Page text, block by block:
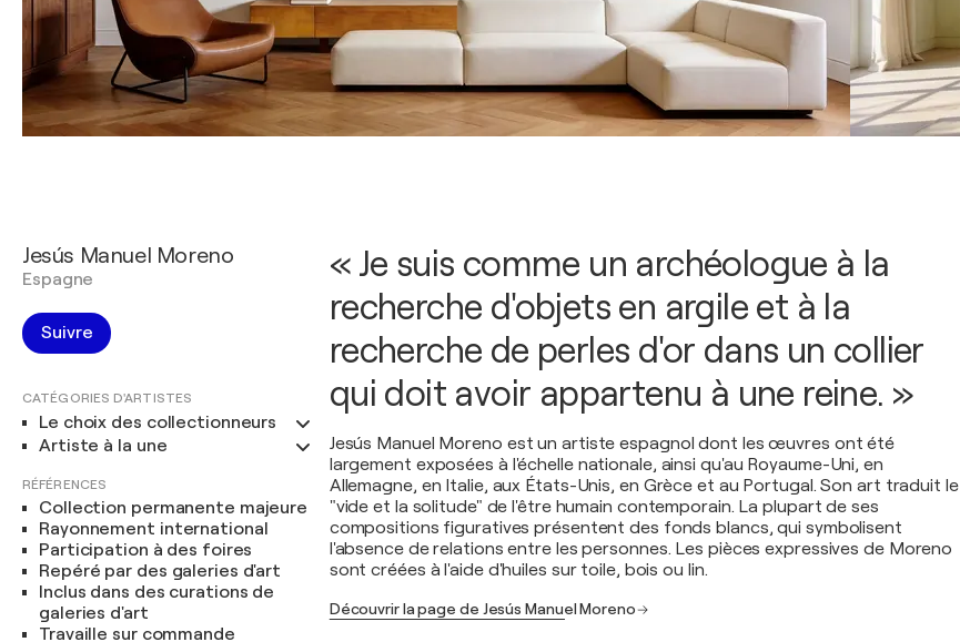
Jesús Manuel Moreno
Espagne
Suivre
CATÉGORIES D'ARTISTES
Le choix des collectionneurs
Artiste à la une
RÉFÉRENCES
Collection permanente majeure
Rayonnement international
Participation à des foires
Repéré par des galeries d'art
Inclus dans des curations de
galeries d'art
Travaille sur commande
« Je suis comme un archéologue à la
recherche d'objets en argile et à la
recherche de perles d'or dans un collier
qui doit avoir appartenu à une reine. »
Jesús Manuel Moreno est un artiste espagnol dont les œuvres ont été
largement exposées à l'échelle nationale, ainsi qu'au Royaume-Uni, en
Allemagne, en Italie, aux États-Unis, en Grèce et au Portugal. Son art traduit le
"vide et la solitude" de l'être humain contemporain. La plupart de ses
compositions figuratives présentent des fonds blancs, qui symbolisent
l'absence de relations entre les personnes. Les pièces expressives de Moreno
sont créées à l'aide d'huiles sur toile, bois ou lin.
Découvrir la page de Jesús Manuel Moreno